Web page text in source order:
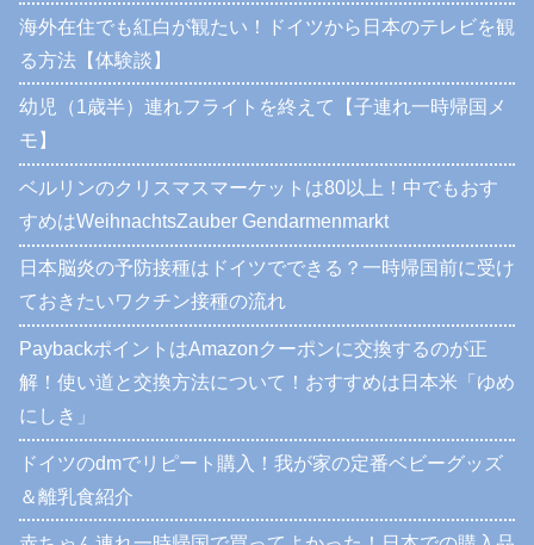
海外在住でも紅白が観たい！ドイツから日本のテレビを観
る方法【体験談】
幼児（1歳半）連れフライトを終えて【子連れ一時帰国メ
モ】
ベルリンのクリスマスマーケットは80以上！中でもおす
すめはWeihnachtsZauber Gendarmenmarkt
日本脳炎の予防接種はドイツでできる？一時帰国前に受け
ておきたいワクチン接種の流れ
PaybackポイントはAmazonクーポンに交換するのが正
解！使い道と交換方法について！おすすめは日本米「ゆめ
にしき」
ドイツのdmでリピート購入！我が家の定番ベビーグッズ
＆離乳食紹介